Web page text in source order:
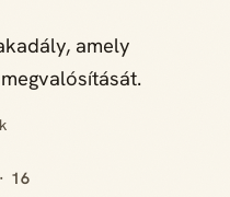
amely
· 16